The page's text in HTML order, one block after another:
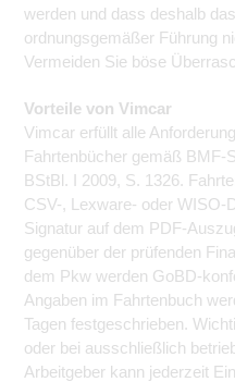
werden und dass deshalb
ordnungsgemäßer Führung
Vermeiden Sie böse
Vorteile von Vimcar
Vimcar erfüllt alle
Fahrtenbücher gemäß BMF-
BStBl. I 2009, S. 1326.
CSV-, Lexware- oder WISO-
Signatur auf dem PDF-
gegenüber der prüfenden
dem Pkw werden GoBD-
Angaben im Fahrtenbuch
Tagen festgeschrieben.
oder bei ausschließlich
Arbeitgeber kann jederzeit